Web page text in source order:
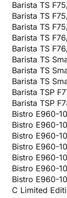
Barista TS
Barista TS
Barista TS
Barista TS
Barista TS
Barista TS
Barista TS
Barista TS
Barista TSP
Barista TSP
Bistro E960-
Bistro E960-
Bistro E960-
Bistro E960-
Bistro E960-
Bistro E960-
Bistro E960-
C Limited